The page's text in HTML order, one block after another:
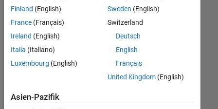
Suchkriterien
weiter
fassen
oder
alle
Stellenangebote
anzeigen .
noch
Finland (English)
France (Français)
Ireland (English)
Italia (Italiano)
Luxembourg (English)
Sweden (English)
Switzerland
Deutsch
English
Français
United Kingdom(English)
Asien-Pazifik